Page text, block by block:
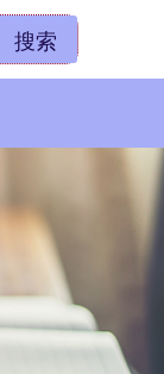
搜索